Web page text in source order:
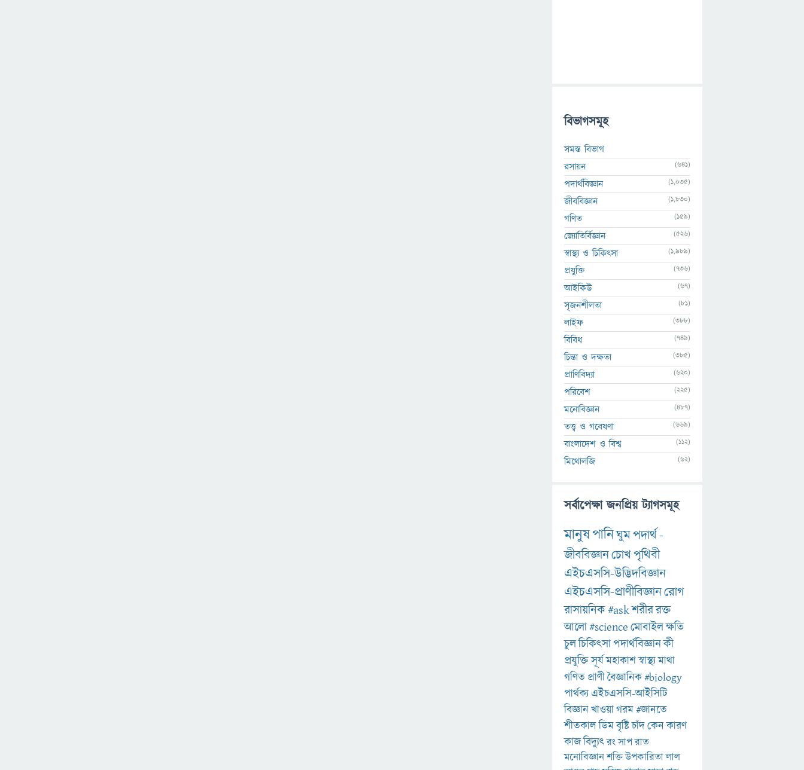
বিভাগসমূহ
সমস্ত বিভাগ
রসায়ন
(641)
পদার্থবিজ্ঞান (1,035)
জীববিজ্ঞান (1,830)
গণিত (159)
জ্যোতির্বিজ্ঞান (526)
স্বাস্থ্য ও চিকিৎসা (1,989)
প্রযুক্তি (736)
আইকিউ (67)
সৃজনশীলতা (81)
লাইফ (388)
বিবিধ (749)
চিন্তা ও দক্ষতা (385)
প্রাণিবিদ্যা (620)
পরিবেশ (225)
মনোবিজ্ঞান (487)
তত্ত্ব ও গবেষণা (669)
বাংলাদেশ ও বিশ্ব (112)
মিথোলজি (62)
সর্বাপেক্ষা জনপ্রিয় ট্যাগসমূহ
মানুষপানিঘুমপদার্থ-
জীববিজ্ঞানচোখপৃথিবী
এইচএসসি-উদ্ভিদবিজ্ঞান
এইচএসসি-প্রাণীবিজ্ঞানরোগ
রাসায়নিক#askশরীররক্ত
আলো#scienceমোবাইলক্ষতি
চুলচিকিৎসাপদার্থবিজ্ঞানকী
প্রযুক্তিসূর্যমহাকাশস্বাস্থ্যমাথা
গণিত প্রাণীবৈজ্ঞানিক#biology
পার্থক্য এইচএসসি-আইসিটি
বিজ্ঞানখাওয়াগরম#জানতে
শীতকালডিমবৃষ্টিচাঁদকেনকারণ
কাজবিদ্যুৎরংসাপরাত
মনোবিজ্ঞানশক্তিউপকারিতালাল